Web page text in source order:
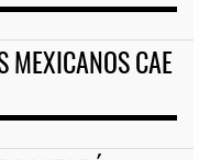
MEXICANOS CAE